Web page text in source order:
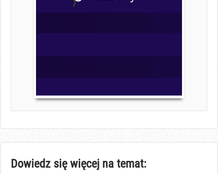
Dowiedz się więcej na temat: